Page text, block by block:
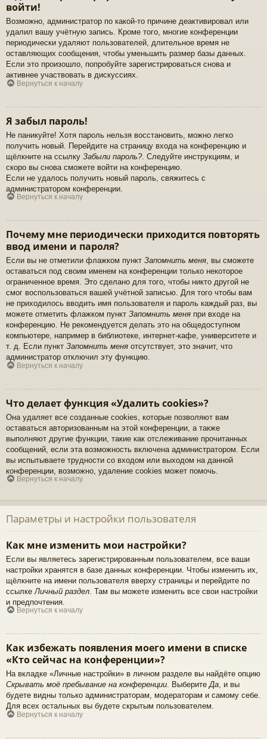
войти!
Возможно, администратор по какой-то причине деактивировал или
удалил вашу учётную запись. Кроме того, многие конференции
периодически удаляют пользователей, длительное время не
оставляющих сообщения, чтобы уменьшить размер базы данных.
Если это произошло, попробуйте зарегистрироваться снова и
активнее участвовать в дискуссиях.
Вернуться к началу
Я забыл пароль!
Не паникуйте! Хотя пароль нельзя восстановить, можно легко
получить новый. Перейдите на страницу входа на конференцию и
щёлкните на ссылку Забыли пароль?. Следуйте инструкциям, и
скоро вы снова сможете войти на конференцию.
Если не удалось получить новый пароль, свяжитесь с
администратором конференции.
Вернуться к началу
Почему мне периодически приходится повторять
ввод имени и пароля?
Если вы не отметили флажком пункт Запомнить меня, вы сможете
оставаться под своим именем на конференции только некоторое
ограниченное время. Это сделано для того, чтобы никто другой не
смог воспользоваться вашей учётной записью. Для того чтобы вам
не приходилось вводить имя пользователя и пароль каждый раз, вы
можете отметить флажком пункт Запомнить меня при входе на
конференцию. Не рекомендуется делать это на общедоступном
компьютере, например в библиотеке, интернет-кафе, университете и
т. д. Если пункт Запомнить меня отсутствует, это значит, что
администратор отключил эту функцию.
Вернуться к началу
Что делает функция «Удалить cookies»?
Она удаляет все созданные cookies, которые позволяют вам
оставаться авторизованным на этой конференции, а также
выполняют другие функции, такие как отслеживание прочитанных
сообщений, если эта возможность включена администратором. Если
вы испытываете трудности со входом или выходом на данной
конференции, возможно, удаление cookies может помочь.
Вернуться к началу
Параметры и настройки пользователя
Как мне изменить мои настройки?
Если вы являетесь зарегистрированным пользователем, все ваши
настройки хранятся в базе данных конференции. Чтобы изменить их,
щёлкните на имени пользователя вверху страницы и перейдите по
ссылке Личный раздел . Там вы можете изменить все свои настройки
и предпочтения.
Вернуться к началу
Как избежать появления моего имени в списке
«Кто сейчас на конференции»?
На вкладке «Личные настройки» в личном разделе вы найдёте опцию
Скрывать моё пребывание на конференции. ВыберитеДа, и вы
будете видны только администраторам, модераторам и самому себе.
Для всех остальных вы будете скрытым пользователем.
Вернуться к началу